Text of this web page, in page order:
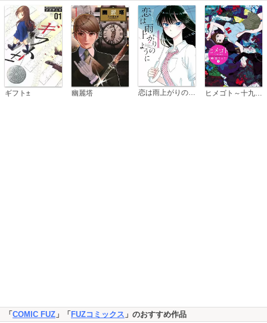
ギフト± 幽麗塔 恋は雨上がりのように
「COMIC FUZ 」「FUZコミックス 」のおすすめ作品